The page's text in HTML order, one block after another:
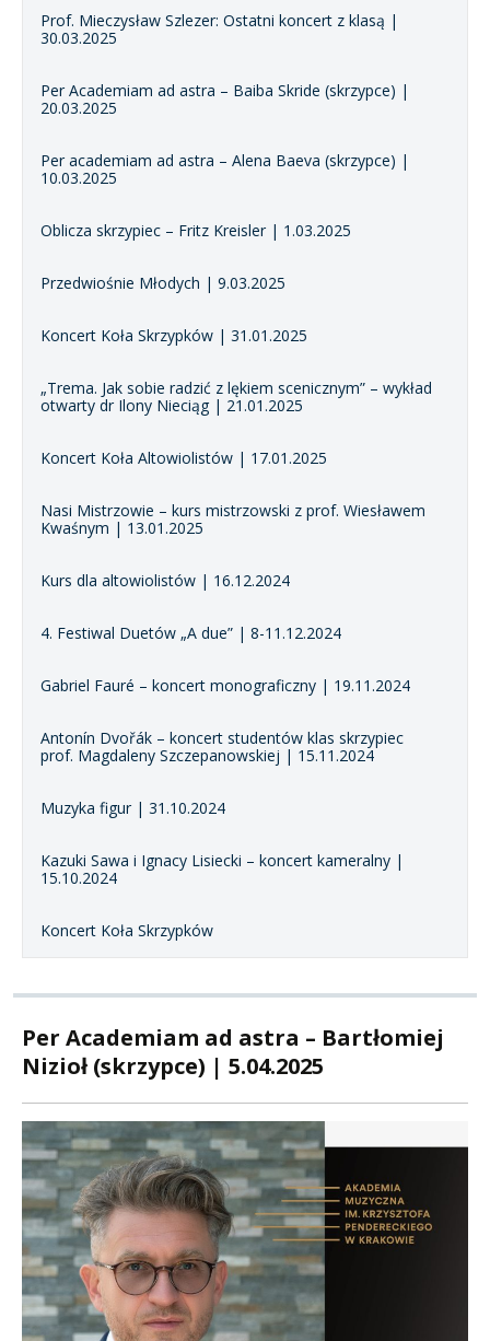
Prof. Mieczysław Szlezer: Ostatni koncert z klasą |
30.03.2025
Per Academiam ad astra – Baiba Skride (skrzypce) |
20.03.2025
Per academiam ad astra – Alena Baeva (skrzypce) |
10.03.2025
Oblicza skrzypiec – Fritz Kreisler | 1.03.2025
Przedwiośnie Młodych | 9.03.2025
Koncert Koła Skrzypków | 31.01.2025
„Trema. Jak sobie radzić z lękiem scenicznym” – wykład
otwarty dr Ilony Nieciąg | 21.01.2025
Koncert Koła Altowiolistów | 17.01.2025
Nasi Mistrzowie – kurs mistrzowski z prof. Wiesławem
Kwaśnym | 13.01.2025
Kurs dla altowiolistów | 16.12.2024
4. Festiwal Duetów „A due” | 8-11.12.2024
Gabriel Fauré – koncert monograficzny | 19.11.2024
Antonín Dvořák – koncert studentów klas skrzypiec
prof. Magdaleny Szczepanowskiej | 15.11.2024
Muzyka figur | 31.10.2024
Kazuki Sawa i Ignacy Lisiecki – koncert kameralny |
15.10.2024
Koncert Koła Skrzypków
Per Academiam ad astra – Bartłomiej
Nizioł (skrzypce) | 5.04.2025